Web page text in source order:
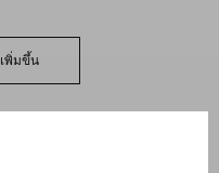
พิ่มขึ้น